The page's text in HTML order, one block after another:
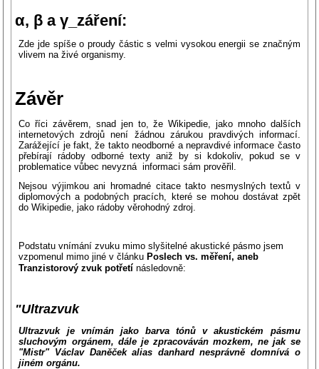
α, β a γ_záření:
Zde jde spíše o proudy částic s velmi vysokou energii se značným
vlivem na živé organismy.
Závěr
Co říci závěrem, snad jen to, že Wikipedie, jako mnoho dalších
internetových zdrojů není žádnou zárukou pravdivých informací.
Zarážející je fakt, že takto neodborné a nepravdivé informace často
přebírají rádoby odborné texty aniž by si kdokoliv, pokud se v
problematice vůbec nevyzná informaci sám prověřil.
Nejsou výjimkou ani hromadné citace takto nesmyslných textů v
diplomových a podobných pracích, které se mohou dostávat zpět
do Wikipedie, jako rádoby věrohodný zdroj.
Podstatu vnímání zvuku mimo slyšitelné akustické pásmo jsem
vzpomenul mimo jiné v článku Poslech vs. měření, aneb
Tranzistorový zvuk potřetínásledovně:
"Ultrazvuk
Ultrazvuk je vnímán jako barva tónů v akustickém pásmu
sluchovým orgánem, dále je zpracováván mozkem, ne jak se
"Mistr" Václav Daněček alias danhard nesprávně domnívá o
jiném orgánu.